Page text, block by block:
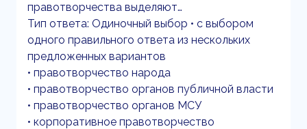
правотворчества выделяют…
Тип ответа: Одиночный выбор • с выбором
одного правильного ответа из нескольких
предложенных вариантов
• правотворчество народа
• правотворчество органов публичной власти
• правотворчество органов МСУ
• корпоративное правотворчество